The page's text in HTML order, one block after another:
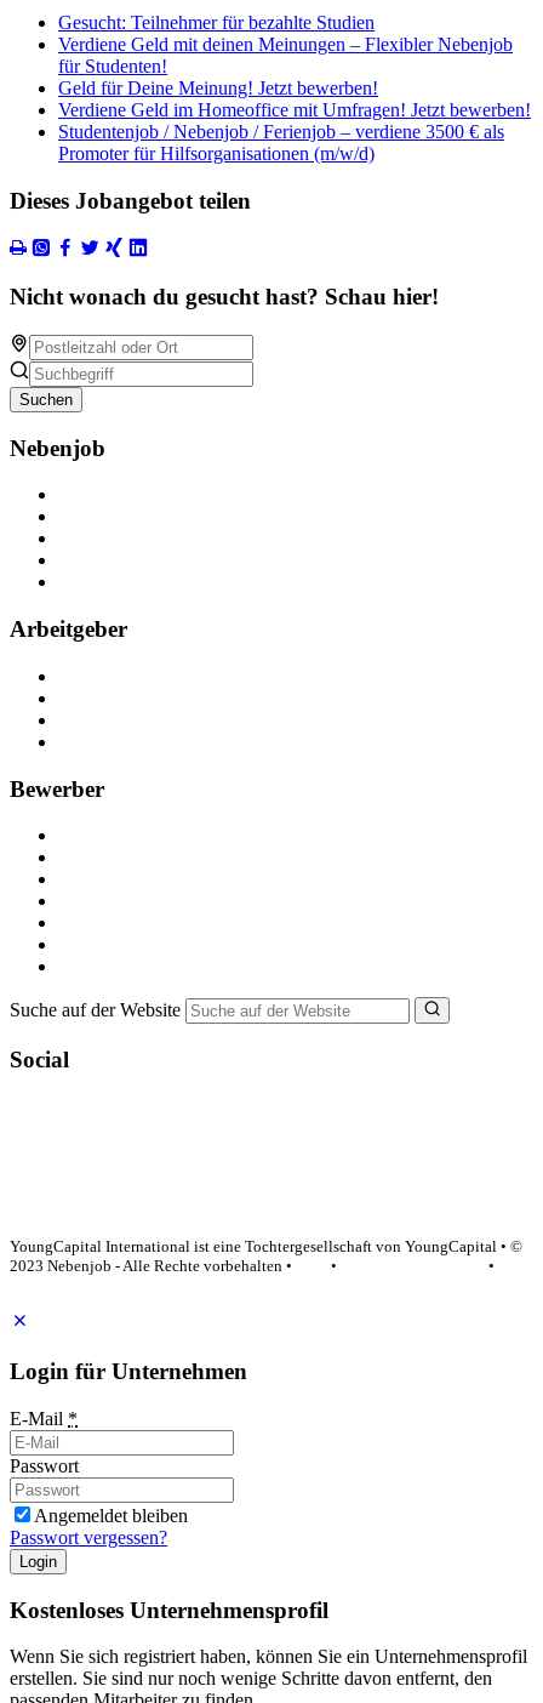
Gesucht: Teilnehmer für bezahlte Studien
Verdiene Geld mit deinen Meinungen – Flexibler Nebenjob
für Studenten!
Geld für Deine Meinung! Jetzt bewerben!
Verdiene Geld im Homeoffice mit Umfragen! Jetzt bewerben!
Studentenjob / Nebenjob / Ferienjob – verdiene 3500 € als
Promoter für Hilfsorganisationen (m/w/d)
Dieses Jobangebot teilen
Nicht wonach du gesucht hast? Schau hier!
Suchen
Nebenjob
Arbeitgeber
Bewerber
Suche auf der Website
Social
YoungCapital International ist eine Tochtergesellschaft von YoungCapital • ©
2023 Nebenjob - Alle Rechte vorbehalten •
•
•
Login für Unternehmen
E-Mail *
Passwort
Angemeldet bleiben
Passwort vergessen?
Login
Kostenloses Unternehmensprofil
Wenn Sie sich registriert haben, können Sie ein Unternehmensprofil
erstellen. Sie sind nur noch wenige Schritte davon entfernt, den